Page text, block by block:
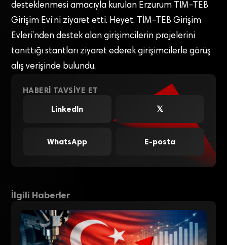
desteklenmesi amacıyla kurulan Erzurum TİM-TEB
Girişim Evi’ni ziyaret etti. Heyet, TİM-TEB Girişim
Evleri’nden destek alan girişimcilerin projelerini
tanıttığı stantları ziyaret ederek girişimcilerle görüş
alış verişinde bulundu.
HABERI TAVSIYE ET
LinkedIn
𝕏
WhatsApp E-posta
İlgili Haberler